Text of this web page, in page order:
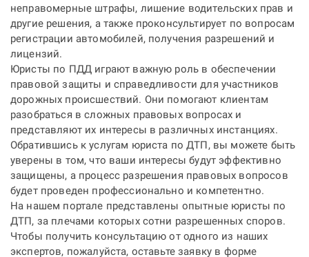
неправомерные штрафы, лишение водительских прав и
другие решения, а также проконсультирует по вопросам
регистрации автомобилей, получения разрешений и
лицензий.
Юристы по ПДД играют важную роль в обеспечении
правовой защиты и справедливости для участников
дорожных происшествий. Они помогают клиентам
разобраться в сложных правовых вопросах и
представляют их интересы в различных инстанциях.
Обратившись к услугам юриста по ДТП, вы можете быть
уверены в том, что ваши интересы будут эффективно
защищены, а процесс разрешения правовых вопросов
будет проведен профессионально и компетентно.
На нашем портале представлены опытные юристы по
ДТП, за плечами которых сотни разрешенных споров.
Чтобы получить консультацию от одного из наших
экспертов, пожалуйста, оставьте заявку в форме